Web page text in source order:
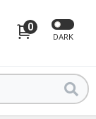
0
DARK